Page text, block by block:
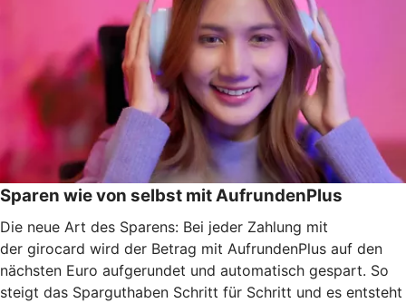
Sparen wie von selbst mit AufrundenPlus
Die neue Art des Sparens: Bei jeder Zahlung mit
der girocard wird der Betrag mit AufrundenPlus auf den
nächsten Euro aufgerundet und automatisch gespart. So
steigt das Sparguthaben Schritt für Schritt und es entsteht